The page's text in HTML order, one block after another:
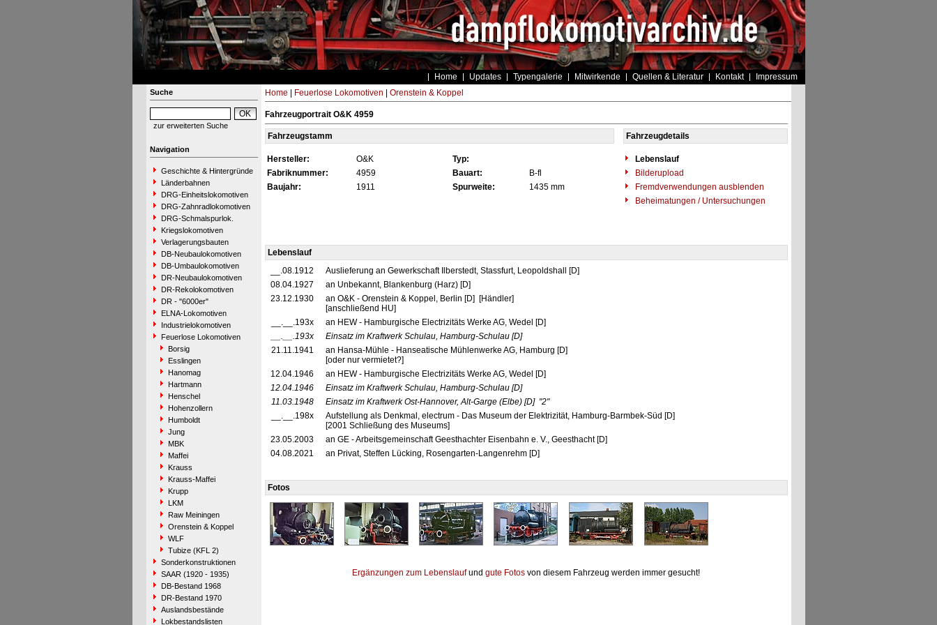
Home Updates Typengalerie Mitwirkende Quellen & Literatur Kontakt Impressum
Suche
zur erweiterten Suche
Navigation
Geschichte & Hintergründe
Länderbahnen
DRG-Einheitslokomotiven
DRG-Zahnradlokomotiven
DRG-Schmalspurlok.
Kriegslokomotiven
Verlagerungsbauten
DB-Neubaulokomotiven
DB-Umbaulokomotiven
DR-Neubaulokomotiven
DR-Rekolokomotiven
DR - "6000er"
ELNA-Lokomotiven
Industrielokomotiven
Feuerlose Lokomotiven
Borsig
Esslingen
Hanomag
Hartmann
Henschel
Hohenzollern
Humboldt
Jung
MBK
Maffei
Krauss
Krauss-Maffei
Krupp
LKM
Raw Meiningen
Orenstein & Koppel
WLF
Tubize (KFL 2)
Sonderkonstruktionen
SAAR (1920 - 1935)
DB-Bestand 1968
DR-Bestand 1970
Auslandsbestände
Lokbestandslisten
Home Feuerlose Lokomotiven Orenstein & Koppel
Fahrzeugportrait O&K 4959
Fahrzeugstamm Fahrzeugdetails
Hersteller: O&K Typ:
Lebenslauf
Fabriknummer:
4959 Bauart: B-fl
Bilderupload
Baujahr:
1911 Spurweite: 1435 mm
Fremdverwendungen ausblenden
Beheimatungen / Untersuchungen
Lebenslauf
__.08.1912
Auslieferung an Gewerkschaft Ilberstedt, Stassfurt, Leopoldshall [D]
08.04.1927
an Unbekannt, Blankenburg (Harz) [D]
23.12.1930
an O&K - Orenstein & Koppel, Berlin [D] [Händler]
[anschließend HU]
__.__.193x
an HEW - Hamburgische Electrizitäts Werke AG, Wedel [D]
__.__.193x
Einsatz im Kraftwerk Schulau, Hamburg-Schulau [D]
21.11.1941
an Hansa-Mühle - Hanseatische Mühlenwerke AG, Hamburg [D]
[oder nur vermietet?]
12.04.1946
an HEW - Hamburgische Electrizitäts Werke AG, Wedel [D]
12.04.1946
Einsatz im Kraftwerk Schulau, Hamburg-Schulau [D]
11.03.1948
Einsatz im Kraftwerk Ost-Hannover, Alt-Garge (Elbe) [D] "2"
__.__.198x
Aufstellung als Denkmal, electrum - Das Museum der Elektrizität, Hamburg-Barmbek-Süd [D]
[2001 Schließung des Museums]
23.05.2003
an GE - Arbeitsgemeinschaft Geesthachter Eisenbahn e. V., Geesthacht [D]
04.08.2021
an Privat, Steffen Lücking, Rosengarten-Langenrehm [D]
Fotos
Ergänzungen zum Lebenslaufund gute Fotos von diesem Fahrzeug werden immer gesucht!